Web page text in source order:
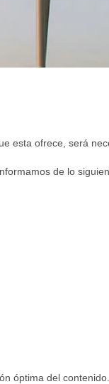
esta ofrece, será
de lo
óptima del